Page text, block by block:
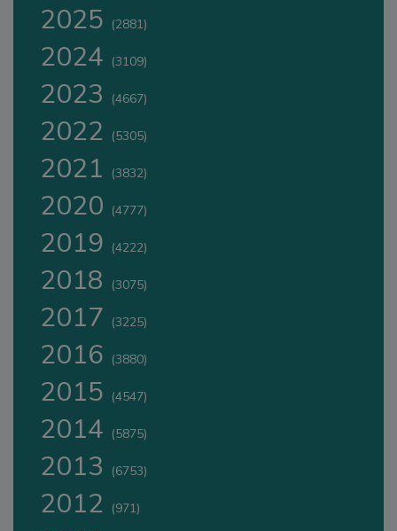
2025 (2881)
2024 (3109)
2023 (4667)
2022 (5305)
2021 (3832)
2020 (4777)
2019 (4222)
2018 (3075)
2017 (3225)
2016 (3880)
2015 (4547)
2014 (5875)
2013 (6753)
2012 (971)